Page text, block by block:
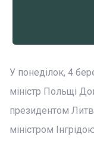
У понеділок, 4
міністр Польщі
президентом
міністром